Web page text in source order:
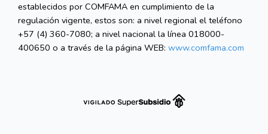
establecidos por COMFAMA en cumplimiento de la
regulación vigente, estos son: a nivel regional el teléfono
+57 (4) 360-7080; a nivel nacional la línea 018000-
400650 o a través de la página WEB: www.comfama.com